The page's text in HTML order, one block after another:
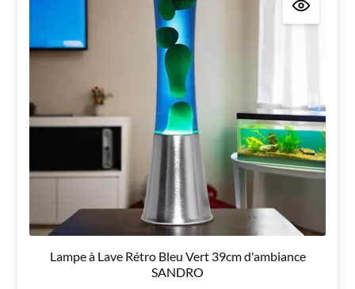
Lampe à Lave Rétro Bleu Vert 39cm d'ambiance
SANDRO